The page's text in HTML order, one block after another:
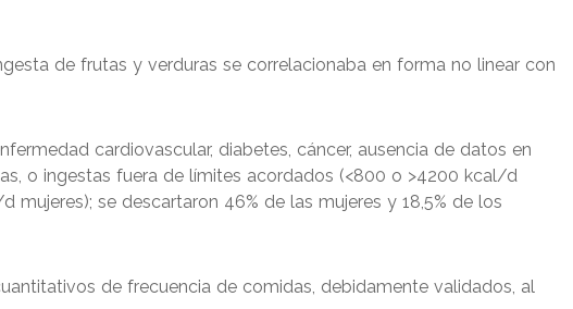
de frutas y verduras se correlacionaba en forma no linear con
cardiovascular, diabetes, cáncer, ausencia de datos en
o ingestas fuera de límites acordados (<800 o >4200 kcal/d
mujeres); se descartaron 46% de las mujeres y 18,5% de los
de frecuencia de comidas, debidamente validados, al